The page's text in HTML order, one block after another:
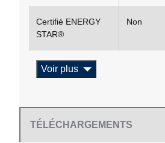
Certifié ENERGY
STAR®
Non
Voir plus
TÉLÉCHARGEMENTS